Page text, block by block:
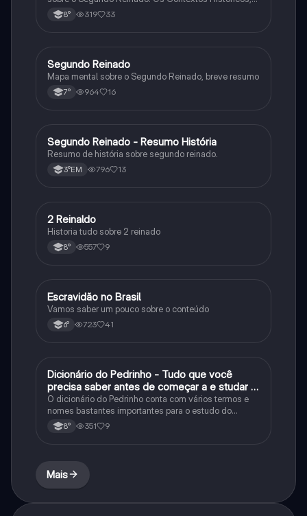
Monarquia, Aspectos Políticos, Economia, Sociedade,
Cultura, Conflitos e Crises e Proclamação da
8° 319 33
História
Segundo Reinado
Mapa mental sobre o Segundo Reinado, breve resumo
7° 964 16
História
Segundo Reinado - Resumo História
Resumo de história sobre segundo reinado.
3°EM 796 13
História
2 Reinaldo
Historia tudo sobre 2 reinado
8° 557 9
História
Escravidão no Brasil
Vamos saber um pouco sobre o conteúdo
6° 723 41
História
Dicionário do Pedrinho - Tudo que você
precisa saber antes de começar a e studar o
segundo reinado!
O dicionário do Pedrinho conta com vários termos e
nomes bastantes importantes para o estudo do
segundo reinado e muito mais.
8° 351 9
Mais